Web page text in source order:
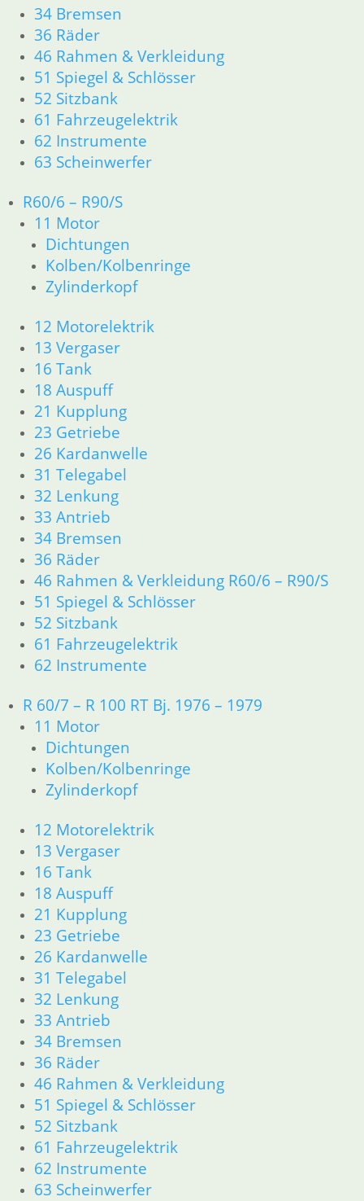
34 Bremsen
36 Räder
46 Rahmen & Verkleidung
51 Spiegel & Schlösser
52 Sitzbank
61 Fahrzeugelektrik
62 Instrumente
63 Scheinwerfer
R60/6 – R90/S
11 Motor
Dichtungen
Kolben/Kolbenringe
Zylinderkopf
12 Motorelektrik
13 Vergaser
16 Tank
18 Auspuff
21 Kupplung
23 Getriebe
26 Kardanwelle
31 Telegabel
32 Lenkung
33 Antrieb
34 Bremsen
36 Räder
46 Rahmen & Verkleidung R60/6 – R90/S
51 Spiegel & Schlösser
52 Sitzbank
61 Fahrzeugelektrik
62 Instrumente
R 60/7 – R 100 RT Bj. 1976 – 1979
11 Motor
Dichtungen
Kolben/Kolbenringe
Zylinderkopf
12 Motorelektrik
13 Vergaser
16 Tank
18 Auspuff
21 Kupplung
23 Getriebe
26 Kardanwelle
31 Telegabel
32 Lenkung
33 Antrieb
34 Bremsen
36 Räder
46 Rahmen & Verkleidung
51 Spiegel & Schlösser
52 Sitzbank
61 Fahrzeugelektrik
62 Instrumente
63 Scheinwerfer
inkl. MwSt.
zzgl.
Versandkosten
In den
Warenkorb
zzgl.
Warenkorb
Shop
Ersatzteile nach Modell
K-Modell
11 Motor
32 Lenkung
33 Antrieb
34 Bremsen
46 Rahmen Verkleidung
61 Fahrzeugelektrik
R25 /3
11 Motor R25/3
Dichtungen
Zylinderkopf
12 Motorelektrik
13 Vergaser
16 Tank
18 Auspuff
21 Kupplung
23 Getriebe
31 Telegabel
32 Lenkung
33 Antrieb
34 Bremsen
46 Rahmen Verkleidung R25/3
51 Spiegel & Schlösser
61 Fahrzeugelektrik
62 Instrumente
63 Scheinwerfer
R26 & R27
Dichtungen
Zylinderkopf r26-r27
12 Motorelektrik
13 Vergaser
16 Tank
18 Auspuff
21 Kupplung
23 Getriebe
26 Kardanwelle
31 Telegabel
32 Lenkung
33 Antrieb
34 Bremsen
36 Räder
46 Rahmen & Verkleidung R26 R27
51 Spiegel & Schlösser
61 Fahrzeugelektrik
62 Instrumente
63 Scheinwerfer
R50 R69/S